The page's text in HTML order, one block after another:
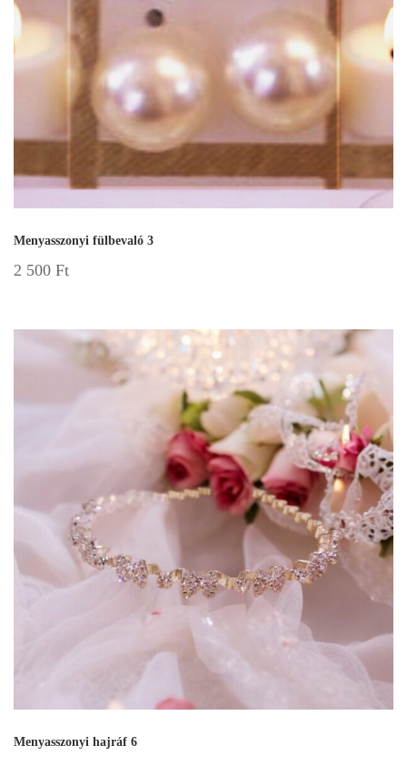
Menyasszonyi fülbevaló 3
2 500 Ft
Menyasszonyi hajráf 6